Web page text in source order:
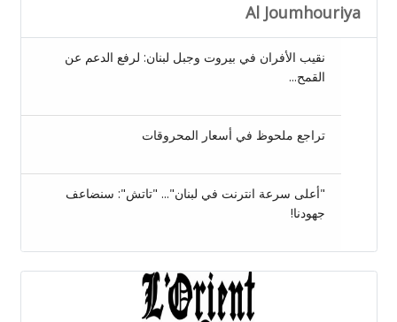
Al Joumhouriya
نقيب الأفران في بيروت وجبل لبنان: لرفع الدعم عن
القمح...
تراجع ملحوظ في أسعار المحروقات
"أعلى سرعة انترنت في لبنان"... "تاتش": سنضاعف
جهودنا!